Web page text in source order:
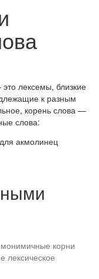
лексемы, близкие
к разным
корень слова —
слова:
корни
лексическое